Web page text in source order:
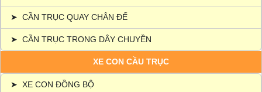
➤ CẦN TRỤC QUAY CHÂN ĐẾ
➤ CẦN TRỤC TRONG DÂY CHUYỀN
XE CON CẦU TRỤC
➤ XE CON ĐỒNG BỘ